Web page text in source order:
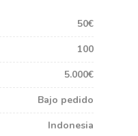
50€
100
5.000€
Bajo pedido
Indonesia